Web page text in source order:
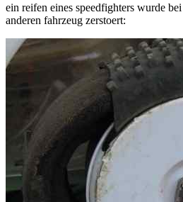
ein reifen eines speedfighters wurde
anderen fahrzeug zerstoert: